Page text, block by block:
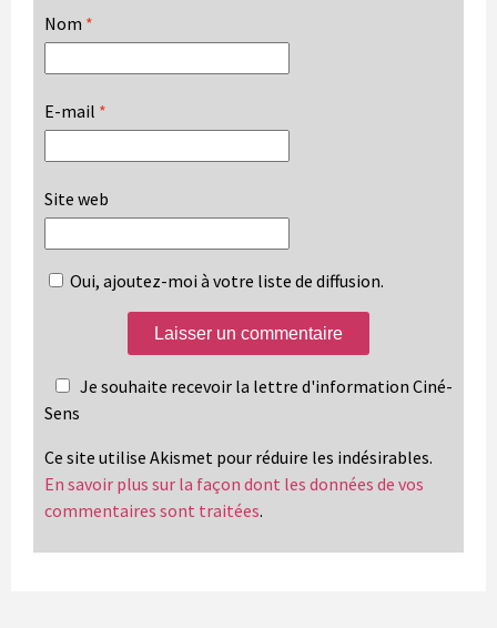
Nom *
E-mail *
Site web
Oui, ajoutez-moi à votre liste de diffusion.
Je souhaite recevoir la lettre d'information Ciné-
Sens
Ce site utilise Akismet pour réduire les indésirables.
En savoir plus sur la façon dont les données de vos
commentaires sont traitées.